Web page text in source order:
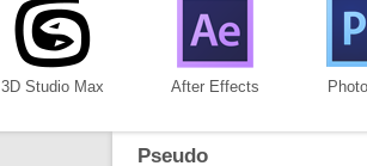
3D Studio Max After Effects
Pseudo